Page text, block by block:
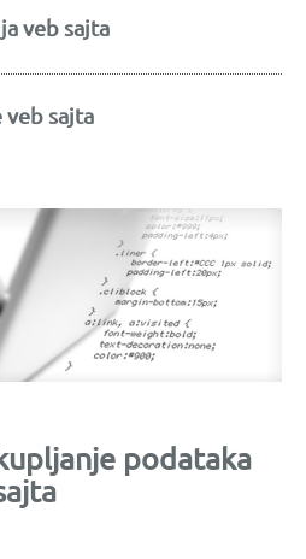
veb sajta
veb sajta
podataka